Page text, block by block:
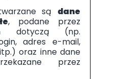
są dane
, podane przez
dotyczą (np.
adres e-mail,
oraz inne dane
przez